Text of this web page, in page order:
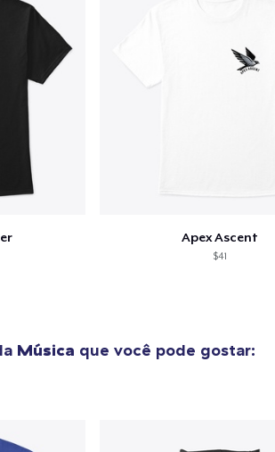
Apex Ascent
$41
Música que você pode gostar: